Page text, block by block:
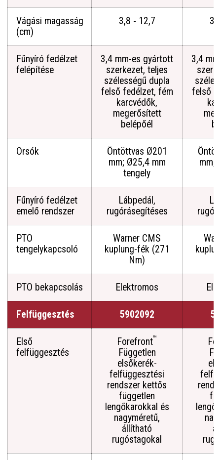
Vágási magasság
(cm)
3,8 - 12,7
Fűnyíró fedélzet
felépítése
3,4 mm-es gyártott
szerkezet, teljes
szélességű dupla
felső fedélzet, fém
karcvédők,
megerősített
belépőél
3,4
felső
Orsók
Öntöttvas Ø201
mm; Ø25,4 mm
tengely
mm;
Fűnyíró fedélzet
emelő rendszer
Lábpedál,
rugórásegítéses
PTO
tengelykapcsoló
Warner CMS
kuplung-fék (271
Nm)
PTO bekapcsolás Elektromos
Felfüggesztés 5902092
Első
felfüggesztés
Forefront™
Független
elsőkerék-
felfüggesztési
rendszer kettős
független
lengőkarokkal és
nagyméretű,
állítható
rugóstagokal